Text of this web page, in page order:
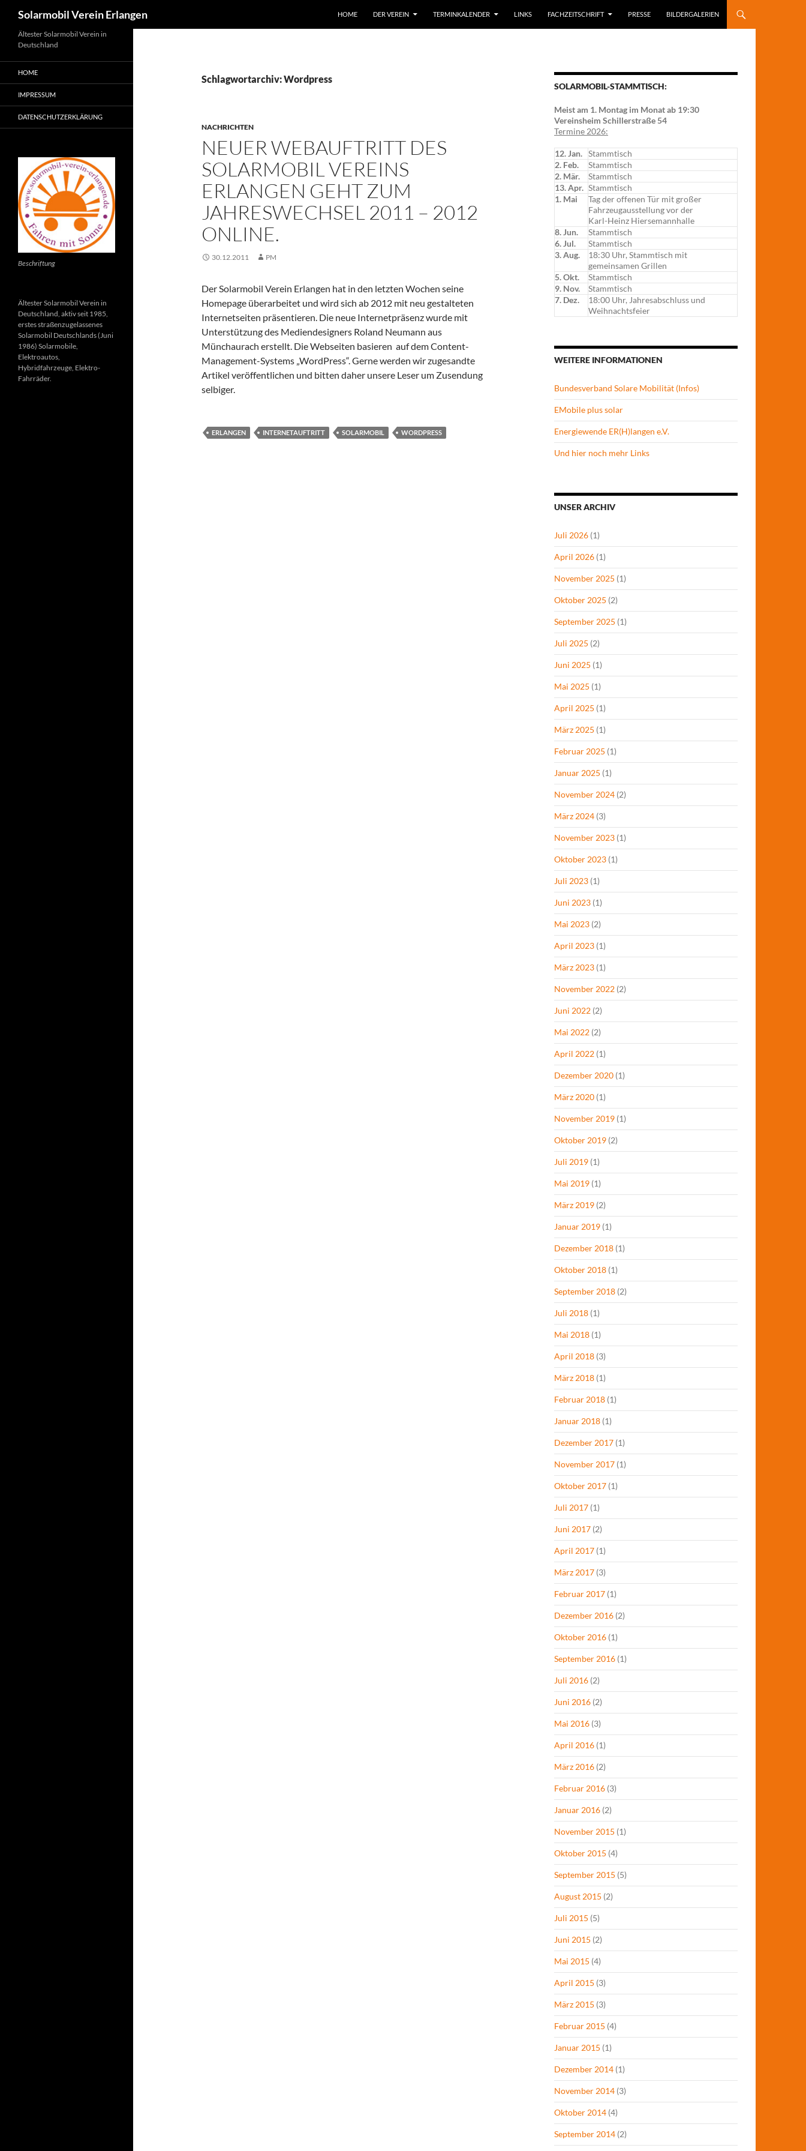
Zum
Inhalt
springen
Solarmobil Verein Erlangen HOME DER VEREIN TERMINKALENDER LINKS FACHZEITSCHRIFT PRESSE BILDERGALERIEN
Schlagwortarchiv: Wordpress
NACHRICHTEN
NEUER WEBAUFTRITT DES
SOLARMOBIL VEREINS
ERLANGEN GEHT ZUM
JAHRESWECHSEL 2011 – 2012
ONLINE.
30.12.2011 PM
Der Solarmobil Verein Erlangen hat in den letzten Wochen seine
Homepage überarbeitet und wird sich ab 2012 mit neu gestalteten
Internetseiten präsentieren. Die neue Internetpräsenz wurde mit
Unterstützung des Mediendesigners Roland Neumann aus
Münchaurach erstellt. Die Webseiten basieren auf dem Content-
Management-Systems „WordPress“. Gerne werden wir zugesandte
Artikel veröffentlichen und bitten daher unsere Leser um Zusendung
selbiger.
ERLANGEN INTERNETAUFTRITT SOLARMOBIL WORDPRESS
SOLARMOBIL-STAMMTISCH:
Meist am 1. Montag im Monat ab 19:30
Vereinsheim Schillerstraße 54
Termine 2026:
12. Jan. Stammtisch
2. Feb.
Stammtisch
2. Mär.
Stammtisch
13. Apr. Stammtisch
1. Mai
Tag der offenen Tür mit großer
Fahrzeugausstellung vor der
Karl-Heinz Hiersemannhalle
8. Jun.
Stammtisch
6. Jul.
Stammtisch
3. Aug.
18:30 Uhr, Stammtisch mit
gemeinsamen Grillen
5. Okt.
Stammtisch
9. Nov.
Stammtisch
7. Dez.
18:00 Uhr, Jahresabschluss und
Weihnachtsfeier
WEITERE INFORMATIONEN
Bundesverband Solare Mobilität (Infos)
EMobile plus solar
Energiewende ER(H)langen e.V.
Und hier noch mehr Links
UNSER ARCHIV
Juli 2026 (1)
April 2026 (1)
November 2025 (1)
Oktober 2025 (2)
September 2025 (1)
Juli 2025 (2)
Juni 2025 (1)
Mai 2025 (1)
April 2025 (1)
März 2025 (1)
Februar 2025 (1)
Januar 2025 (1)
November 2024 (2)
März 2024 (3)
November 2023 (1)
Oktober 2023 (1)
Juli 2023 (1)
Juni 2023 (1)
Mai 2023 (2)
April 2023 (1)
März 2023 (1)
November 2022 (2)
Juni 2022 (2)
Mai 2022 (2)
April 2022 (1)
Dezember 2020 (1)
März 2020 (1)
November 2019 (1)
Oktober 2019 (2)
Juli 2019 (1)
Mai 2019 (1)
März 2019 (2)
Januar 2019 (1)
Dezember 2018 (1)
Oktober 2018 (1)
September 2018 (2)
Juli 2018 (1)
Mai 2018 (1)
April 2018 (3)
März 2018 (1)
Februar 2018 (1)
Januar 2018 (1)
Dezember 2017 (1)
November 2017 (1)
Oktober 2017 (1)
Juli 2017 (1)
Juni 2017 (2)
April 2017 (1)
März 2017 (3)
Februar 2017 (1)
Dezember 2016 (2)
Oktober 2016 (1)
September 2016 (1)
Juli 2016 (2)
Juni 2016 (2)
Mai 2016 (3)
April 2016 (1)
März 2016 (2)
Februar 2016 (3)
Januar 2016 (2)
November 2015 (1)
Oktober 2015 (4)
September 2015 (5)
August 2015 (2)
Juli 2015 (5)
Juni 2015 (2)
Mai 2015 (4)
April 2015 (3)
März 2015 (3)
Februar 2015 (4)
Januar 2015 (1)
Dezember 2014 (1)
November 2014 (3)
Oktober 2014 (4)
September 2014 (2)
Ältester Solarmobil Verein in
Deutschland
HOME
IMPRESSUM
DATENSCHUTZERKLÄRUNG
Beschriftung
Ältester Solarmobil Verein in
Deutschland, aktiv seit 1985,
erstes straßenzugelassenes
Solarmobil Deutschlands (Juni
1986) Solarmobile,
Elektroautos,
Hybridfahrzeuge, Elektro-
Fahrräder.